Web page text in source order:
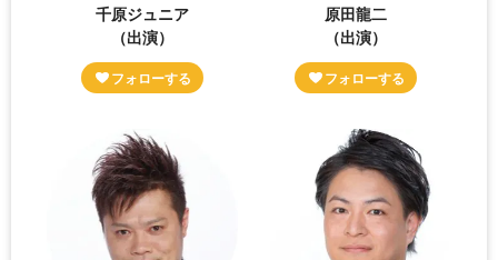
千原ジュニア
（出演）
原田龍二
（出演）